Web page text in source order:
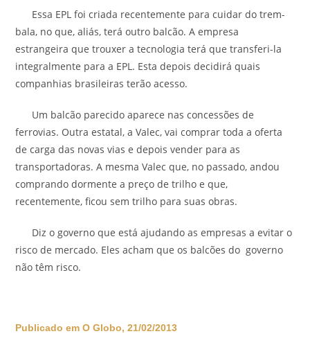
Essa EPL foi criada recentemente para cuidar do trem-
bala, no que, aliás, terá outro balcão. A empresa
estrangeira que trouxer a tecnologia terá que transferi-la
integralmente para a EPL. Esta depois decidirá quais
companhias brasileiras terão acesso.
Um balcão parecido aparece nas concessões de
ferrovias. Outra estatal, a Valec, vai comprar toda a oferta
de carga das novas vias e depois vender para as
transportadoras. A mesma Valec que, no passado, andou
comprando dormente a preço de trilho e que,
recentemente, ficou sem trilho para suas obras.
Diz o governo que está ajudando as empresas a evitar o
risco de mercado. Eles acham que os balcões do governo
não têm risco.
Publicado em O Globo, 21/02/2013